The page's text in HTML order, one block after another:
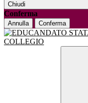
Chiudi
Conferma
Annulla Conferma